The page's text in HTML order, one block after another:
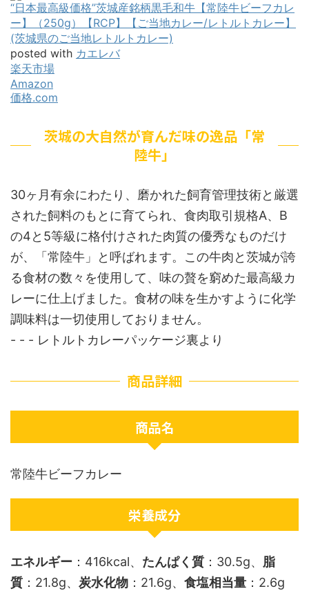
“日本最高級価格”茨城産銘柄黒毛和牛【常陸牛ビーフカレ
ー】（250g）【RCP】【ご当地カレー/レトルトカレー】
(茨城県のご当地レトルトカレー)
posted with カエレバ
楽天市場
Amazon
価格.com
茨城の大自然が育んだ味の逸品「常
陸牛」
30ヶ月有余にわたり、磨かれた飼育管理技術と厳選
された飼料のもとに育てられ、食肉取引規格A、B
の4と5等級に格付けされた肉質の優秀なものだけ
が、「常陸牛」と呼ばれます。この牛肉と茨城が誇
る食材の数々を使用して、味の贅を窮めた最高級カ
レーに仕上げました。食材の味を生かすように化学
調味料は一切使用しておりません。
- - - レトルトカレーパッケージ裏より
商品詳細
商品名
常陸牛ビーフカレー
栄養成分
エネルギー ：416kcal、 たんぱく質 ：30.5g、 脂
質 ：21.8g、 炭水化物 ：21.6g、 食塩相当量 ：2.6g